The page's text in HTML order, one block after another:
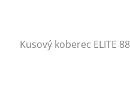
Kusový koberec ELITE